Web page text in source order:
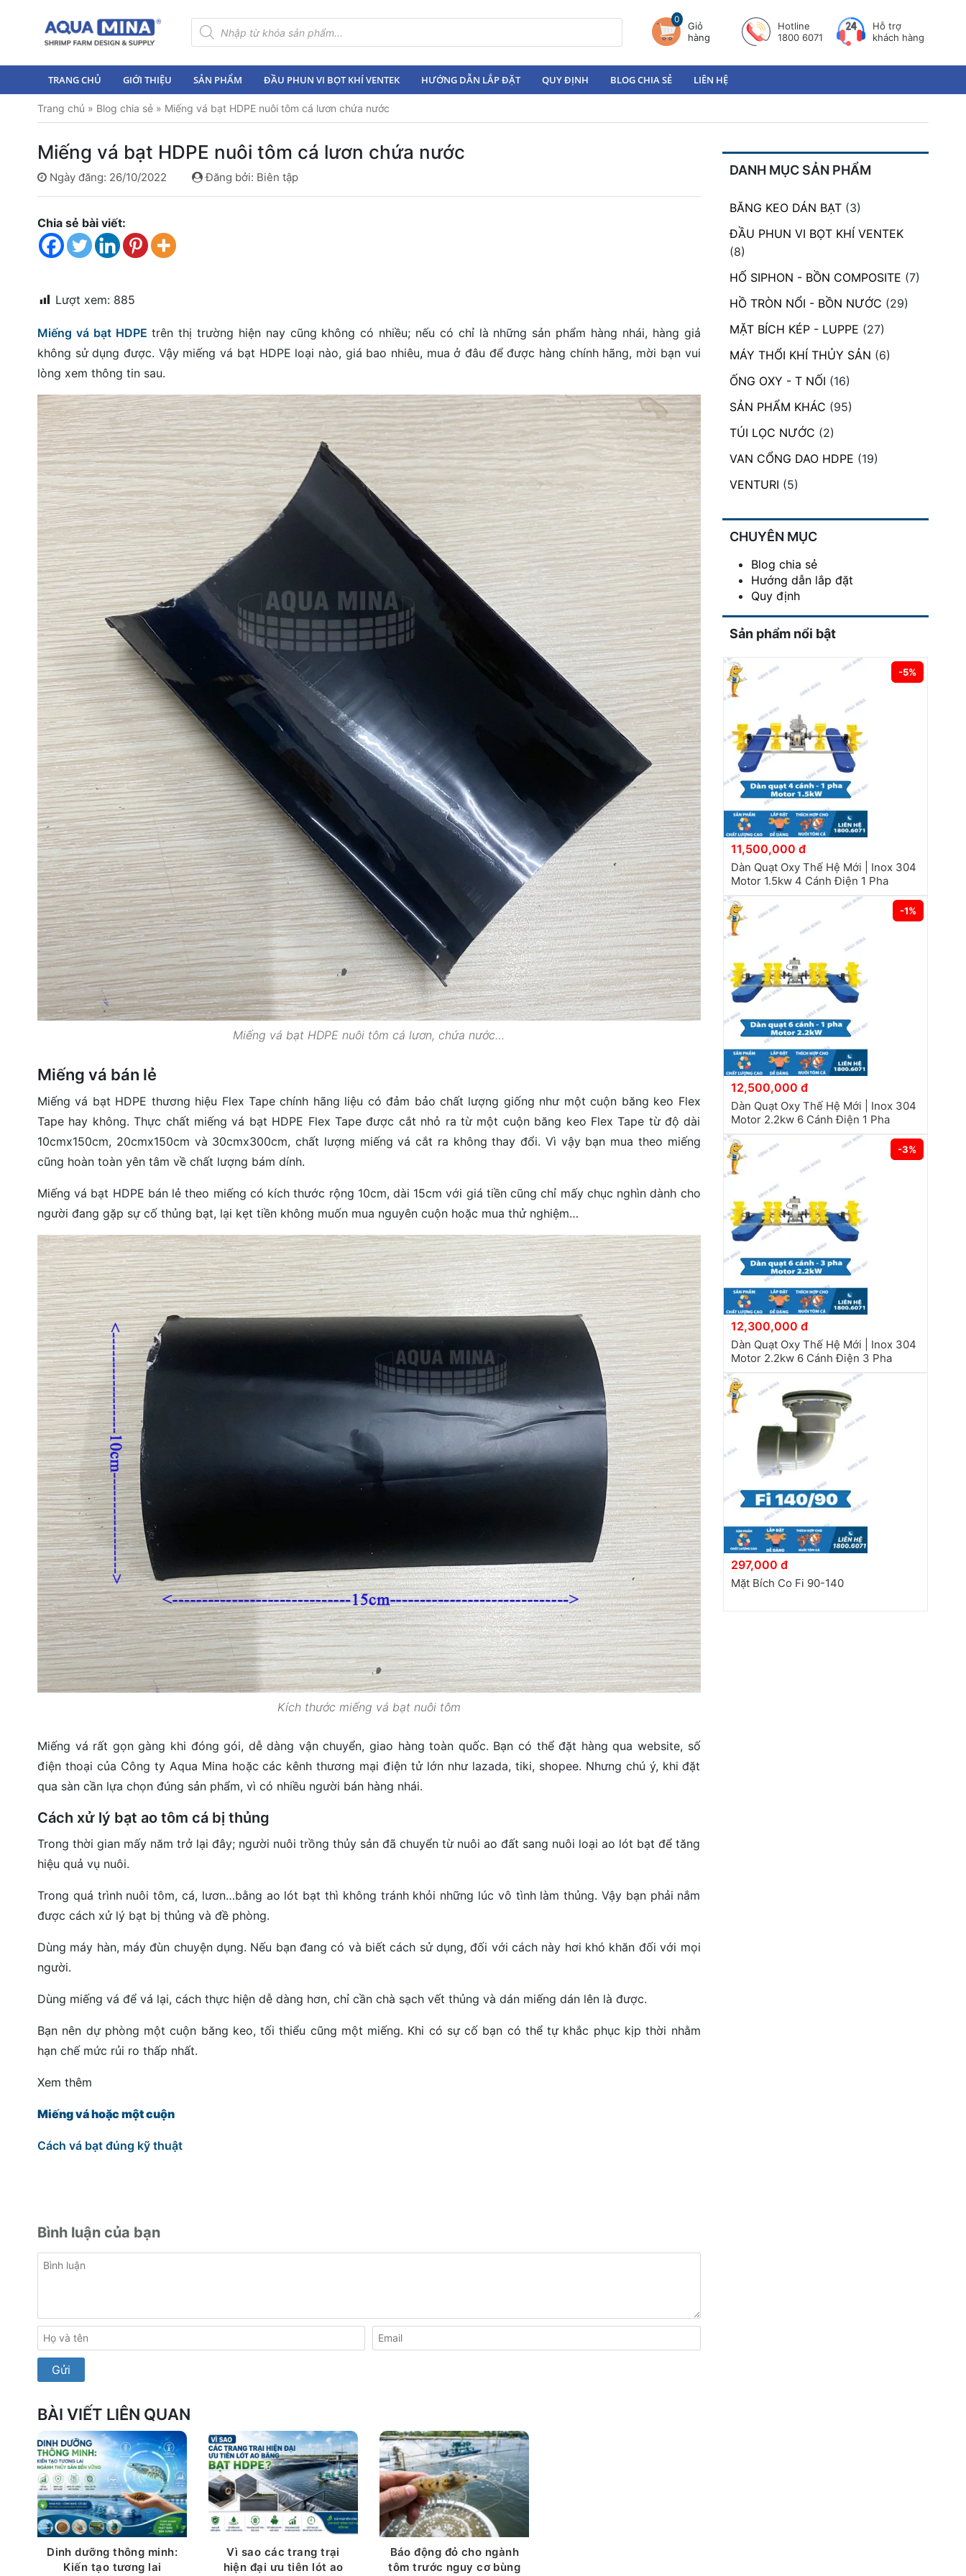
Tìm
kiếm
sản
0
Giỏ
hàng
Hotline
1800 6071
Hỗ trợ
khách hàng
TRANG CHỦ GIỚI THIỆU SẢN PHẨM ĐẦU PHUN VI BỌT KHÍ VENTEK HƯỚNG DẪN LẮP ĐẶT QUY ĐỊNH BLOG CHIA SẺ LIÊN HỆ
Trang chủ » Blog chia sẻ » Miếng vá bạt HDPE nuôi tôm cá lươn chứa nước
Miếng vá bạt HDPE nuôi tôm cá lươn chứa nước
Ngày đăng: 26/10/2022 Đăng bởi: Biên tập
Chia sẻ bài viết:
Lượt xem: 885
Miếng vá bạt HDPE trên thị trường hiện nay cũng không có nhiều; nếu có chỉ là những sản phẩm hàng nhái, hàng giả
không sử dụng được. Vậy miếng vá bạt HDPE loại nào, giá bao nhiêu, mua ở đâu để được hàng chính hãng, mời bạn vui
lòng xem thông tin sau.
Miếng vá bạt HDPE nuôi tôm cá lươn, chứa nước…
Miếng vá bán lẻ
Miếng vá bạt HDPE thương hiệu Flex Tape chính hãng liệu có đảm bảo chất lượng giống như một cuộn băng keo Flex
Tape hay không. Thực chất miếng vá bạt HDPE Flex Tape được cắt nhỏ ra từ một cuộn băng keo Flex Tape từ độ dài
10cmx150cm, 20cmx150cm và 30cmx300cm, chất lượng miếng vá cắt ra không thay đổi. Vì vậy bạn mua theo miếng
cũng hoàn toàn yên tâm về chất lượng bám dính.
Miếng vá bạt HDPE bán lẻ theo miếng có kích thước rộng 10cm, dài 15cm với giá tiền cũng chỉ mấy chục nghìn dành cho
người đang gặp sự cố thủng bạt, lại kẹt tiền không muốn mua nguyên cuộn hoặc mua thử nghiệm…
Kích thước miếng vá bạt nuôi tôm
Miếng vá rất gọn gàng khi đóng gói, dễ dàng vận chuyển, giao hàng toàn quốc. Bạn có thể đặt hàng qua website, số
điện thoại của Công ty Aqua Mina hoặc các kênh thương mại điện tử lớn như lazada, tiki, shopee. Nhưng chú ý, khi đặt
qua sàn cần lựa chọn đúng sản phẩm, vì có nhiều người bán hàng nhái.
Cách xử lý bạt ao tôm cá bị thủng
Trong thời gian mấy năm trở lại đây; người nuôi trồng thủy sản đã chuyển từ nuôi ao đất sang nuôi loại ao lót bạt để tăng
hiệu quả vụ nuôi.
Trong quá trình nuôi tôm, cá, lươn…bằng ao lót bạt thì không tránh khỏi những lúc vô tình làm thủng. Vậy bạn phải nắm
được cách xử lý bạt bị thủng và đề phòng.
Dùng máy hàn, máy đùn chuyện dụng. Nếu bạn đang có và biết cách sử dụng, đối với cách này hơi khó khăn đối với mọi
người.
Dùng miếng vá để vá lại, cách thực hiện dễ dàng hơn, chỉ cần chà sạch vết thủng và dán miếng dán lên là được.
Bạn nên dự phòng một cuộn băng keo, tối thiểu cũng một miếng. Khi có sự cố bạn có thể tự khắc phục kịp thời nhằm
hạn chế mức rủi ro thấp nhất.
Xem thêm
Miếng vá hoặc một cuộn
Cách vá bạt đúng kỹ thuật
Bình luận của bạn
BÀI VIẾT LIÊN QUAN
Dinh dưỡng thông minh:
Kiến tạo tương lai
Vì sao các trang trại
hiện đại ưu tiên lót ao
Báo động đỏ cho ngành
tôm trước nguy cơ bùng
DANH MỤC SẢN PHẨM
BĂNG KEO DÁN BẠT (3)
ĐẦU PHUN VI BỌT KHÍ VENTEK
(8)
HỐ SIPHON - BỒN COMPOSITE (7)
HỒ TRÒN NỔI - BỒN NƯỚC (29)
MẶT BÍCH KÉP - LUPPE (27)
MÁY THỔI KHÍ THỦY SẢN (6)
ỐNG OXY - T NỐI (16)
SẢN PHẨM KHÁC (95)
TÚI LỌC NƯỚC (2)
VAN CỔNG DAO HDPE (19)
VENTURI (5)
CHUYÊN MỤC
Blog chia sẻ
Hướng dẫn lắp đặt
Quy định
Sản phẩm nổi bật
-5%
11,500,000 đ
Dàn Quạt Oxy Thế Hệ Mới | Inox 304
Motor 1.5kw 4 Cánh Điện 1 Pha
-1%
12,500,000 đ
Dàn Quạt Oxy Thế Hệ Mới | Inox 304
Motor 2.2kw 6 Cánh Điện 1 Pha
-3%
12,300,000 đ
Dàn Quạt Oxy Thế Hệ Mới | Inox 304
Motor 2.2kw 6 Cánh Điện 3 Pha
297,000 đ
Mặt Bích Co Fi 90-140